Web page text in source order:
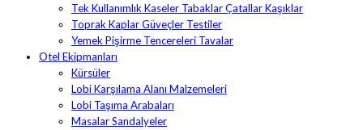
Tek Kullanımlık Kaseler Tabaklar Çatallar Kaşıklar
Toprak Kaplar Güveçler Testiler
Yemek Pişirme Tencereleri Tavalar
Otel Ekipmanları
Kürsüler
Lobi Karşılama Alanı Malzemeleri
Lobi Taşıma Arabaları
Masalar Sandalyeler